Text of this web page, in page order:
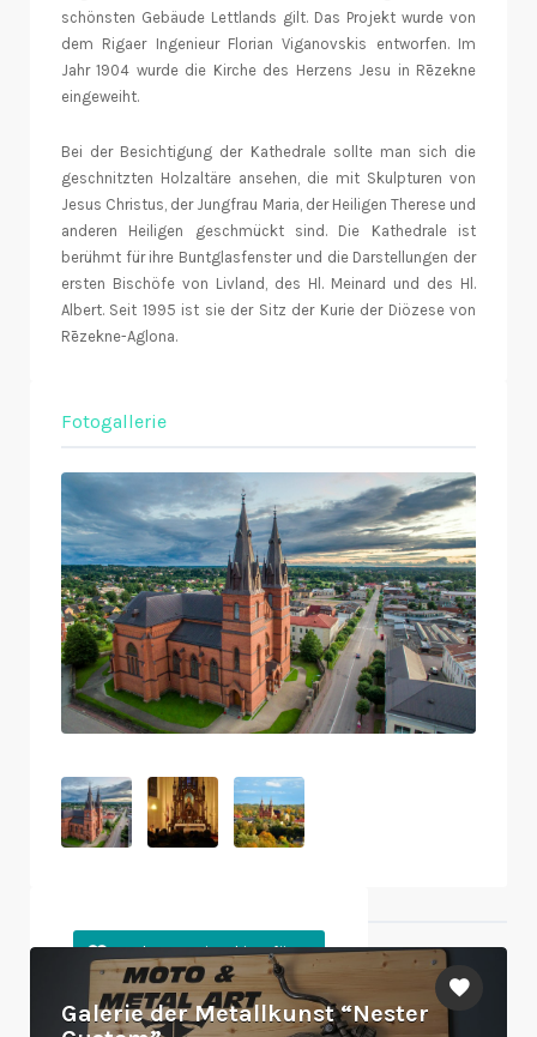
schönsten Gebäude Lettlands gilt. Das Projekt wurde von
dem Rigaer Ingenieur Florian Viganovskis entworfen. Im
Jahr 1904 wurde die Kirche des Herzens Jesu in Rēzekne
eingeweiht.
Bei der Besichtigung der Kathedrale sollte man sich die
geschnitzten Holzaltäre ansehen, die mit Skulpturen von
Jesus Christus, der Jungfrau Maria, der Heiligen Therese und
anderen Heiligen geschmückt sind. Die Kathedrale ist
berühmt für ihre Buntglasfenster und die Darstellungen der
ersten Bischöfe von Livland, des Hl. Meinard und des Hl.
Albert. Seit 1995 ist sie der Sitz der Kurie der Diözese von
Rēzekne-Aglona.
Fotogallerie
Galerie der Metallkunst “Nester